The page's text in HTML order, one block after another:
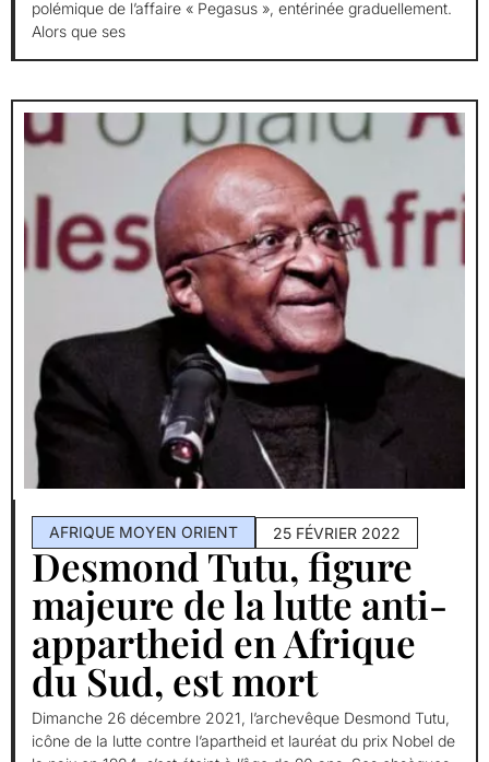
polémique de l’affaire « Pegasus », entérinée graduellement.
Alors que ses
AFRIQUE MOYEN ORIENT 25 FÉVRIER 2022
Desmond Tutu, figure
majeure de la lutte anti-
appartheid en Afrique
du Sud, est mort
Dimanche 26 décembre 2021, l’archevêque Desmond Tutu,
icône de la lutte contre l’apartheid et lauréat du prix Nobel de